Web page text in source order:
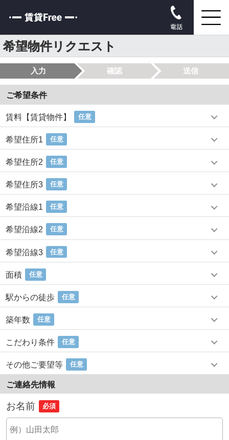
電話
希望物件リクエスト
入力 確認 送信
ご希望条件
賃料【賃貸物件】 任意
希望住所1 任意
希望住所2 任意
希望住所3 任意
希望沿線1 任意
希望沿線2 任意
希望沿線3 任意
面積 任意
駅からの徒歩 任意
築年数 任意
こだわり条件 任意
その他ご要望等 任意
ご連絡先情報
お名前 必須